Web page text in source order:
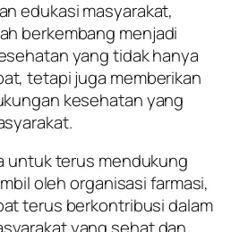
edukasi masyarakat,
berkembang menjadi
yang tidak hanya
tetapi juga memberikan
kesehatan yang
untuk terus mendukung
oleh organisasi farmasi,
terus berkontribusi dalam